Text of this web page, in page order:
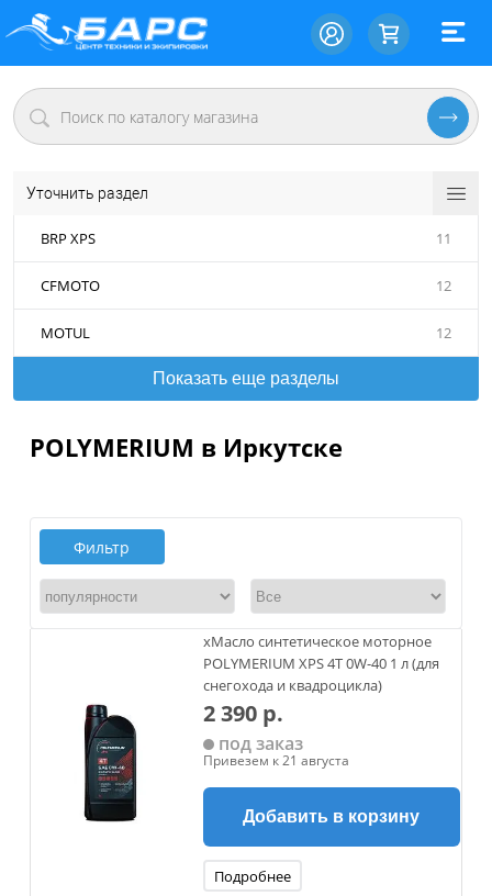
Уточнить раздел
BRP XPS 11
CFMOTO 12
MOTUL 12
Показать еще разделы
POLYMERIUM в Иркутске
Фильтр
xМасло синтетическое моторное
POLYMERIUM XPS 4T 0W-40 1 л (для
снегохода и квадроцикла)
2 390 р.
под заказ
Привезем к 21 августа
Добавить в корзину
Подробнее